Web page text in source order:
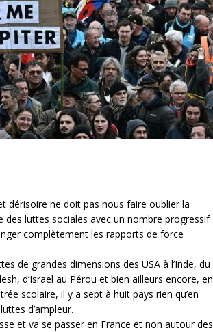
dérisoire ne doit pas nous faire oublier la
luttes sociales avec un nombre progressif
complètement les rapports de force
de grandes dimensions des USA à l’Inde, du
d’Israel au Pérou et bien ailleurs encore, en
scolaire, il y a sept à huit pays rien qu’en
d’ampleur.
et va se passer en France et non autour des